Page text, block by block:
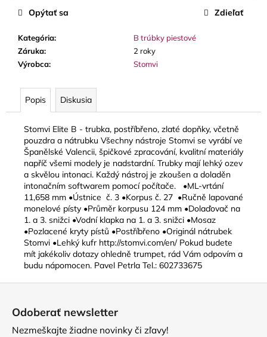
Kategória:
B trúbky piestové
Záruka:
2 roky
Výrobca: Stomvi
Opýtať sa Zdieľať
Popis Diskusia
Stomvi Elite B - trubka, postříbřeno, zlaté dopňky, včetně
pouzdra a nátrubku Všechny nástroje Stomvi se vyrábí ve
Španělské Valencii, špičkové zpracování, kvalitní materiály
napříč všemi modely je nadstardní. Trubky mají lehký ozev
a skvělou intonaci. Každý nástroj je zkoušen a doladěn
intonačním softwarem pomocí počítače. •ML-vrtání
11,658 mm •Ústnice č. 3 •Korpus č. 27 •Ručně lapované
monelové písty •Průměr korpusu 124 mm •Dolaďovač na
1. a 3. snižci •Vodní klapka na 1. a 3. snižci •Mosaz
•Pozlacené kryty pístů •Postříbřeno •Originál nátrubek
Stomvi •Lehký kufr http://stomvi.com/en/ Pokud budete
mít jakékoliv dotazy ohledně trumpet, rád Vám odpovím a
budu nápomocen. Pavel Petrla Tel.: 602733675
VANDOREN
V21
PLÁTKY
ALT
SAXOFÓN
3,80
Odoberať newsletter
Nezmeškajte žiadne novinky či zľavy!